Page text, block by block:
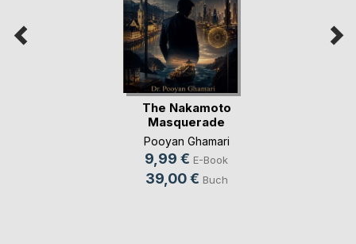
The Nakamoto
Masquerade
Pooyan Ghamari
9,99 € E-Book
39,00 € Buch